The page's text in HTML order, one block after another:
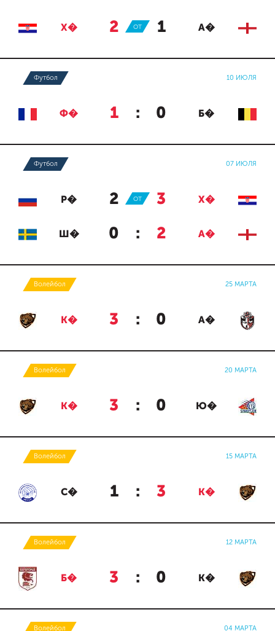
Х� 2 : 1 А�
ОТ
Футбол 10 ИЮЛЯ
Ф� 1 : 0 Б�
Футбол 07 ИЮЛЯ
Р� 2 : 3 Х�
ОТ
Ш� 0 : 2 А�
Волейбол 25 МАРТА
К� 3 : 0 А�
Волейбол 20 МАРТА
К� 3 : 0 Ю�
Волейбол 15 МАРТА
С� 1 : 3 К�
Волейбол 12 МАРТА
Б� 3 : 0 К�
Волейбол 04 МАРТА